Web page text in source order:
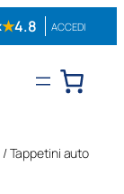
★4.8 ACCEDI
/ Tappetini auto